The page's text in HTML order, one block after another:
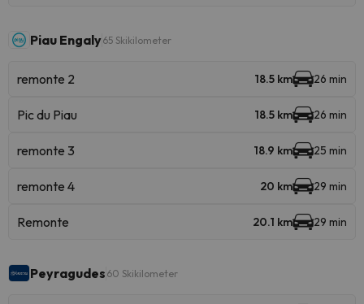
Piau Engaly65 Skikilometer
remonte 2 18.5 km 26 min
Pic du Piau 18.5 km 26 min
remonte 3 18.9 km 25 min
remonte 4 20 km 29 min
Remonte 20.1 km 29 min
Peyragudes 60 Skikilometer